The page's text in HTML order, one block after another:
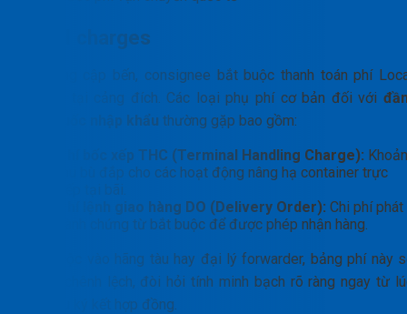
Local charges
Khi hàng cập bến, consignee bắt buộc thanh toán phí
Charge tại cảng đích. Các loại phụ phí cơ bản đối với
Hàn Quốc nhập khẩu thường gặp bao gồm:
Phí bốc xếp THC (Terminal Handling Charge): Khoản
thu bù đắp cho các hoạt động nâng hạ container trực
tiếp tại bãi.
Phí lệnh giao hàng DO (Delivery Order): Chi phí phát
hành chứng từ bắt buộc để được phép nhận hàng.
Tùy thuộc vào hãng tàu hay đại lý forwarder, bảng phí này
có sự chênh lệch, đòi hỏi tính minh bạch rõ ràng ngay từ
bắt đầu ký kết hợp đồng.